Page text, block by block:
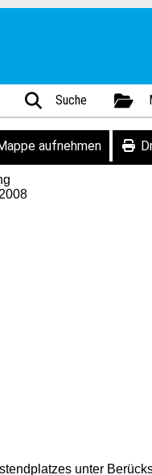
Suche
aufnehmen
unter